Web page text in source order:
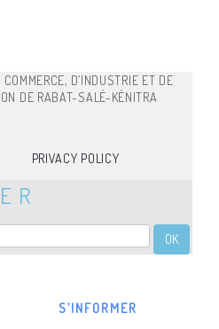
D’INDUSTRIE ET DE
DE RABAT-SALÉ-KÉNITRA
PRIVACY POLICY
OK
S’INFORMER